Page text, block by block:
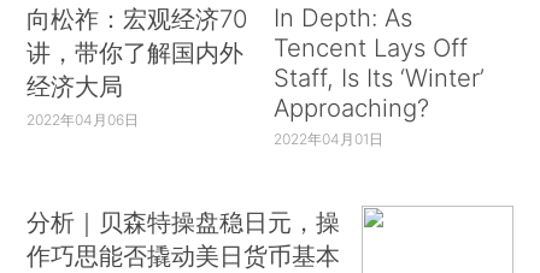
向松祚：宏观经济70
讲，带你了解国内外
经济大局
2022年04月06日
In Depth: As
Tencent Lays Off
Staff, Is Its ‘Winter’
Approaching?
2022年04月01日
分析｜贝森特操盘稳日元，操
作巧思能否撬动美日货币基本